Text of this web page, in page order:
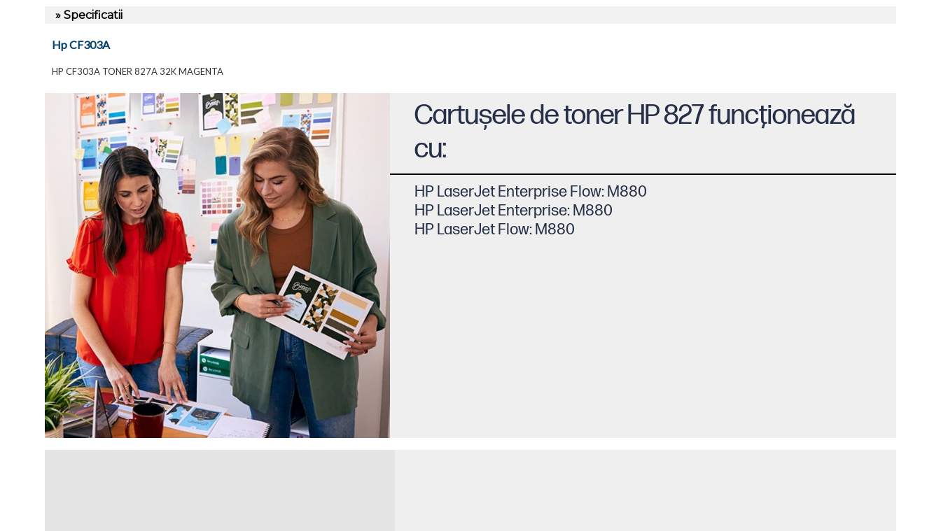
» Specificatii
Hp CF303A
HP CF303A TONER 827A 32K MAGENTA
Cartuşele de toner HP 827 funcţionează
cu:
HP LaserJet Enterprise Flow: M880
HP LaserJet Enterprise: M880
HP LaserJet Flow: M880